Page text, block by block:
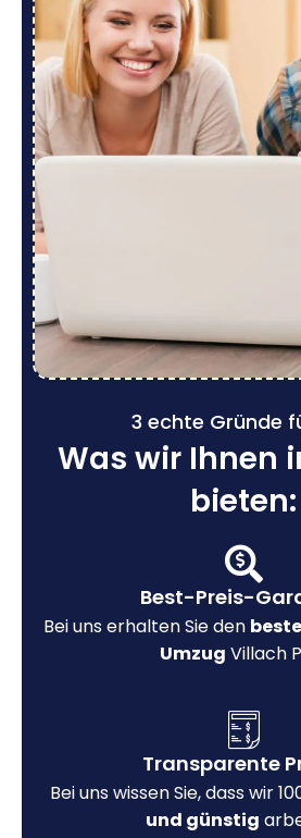
3 echte Gründe
Was wir Ihnen
bieten:
Best-Preis-
Bei uns erhalten Sie den
Umzug Villach
Transparente
Bei uns wissen Sie, dass wir
und günstig